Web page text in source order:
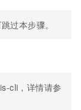
过本步骤。
cli，详情请参